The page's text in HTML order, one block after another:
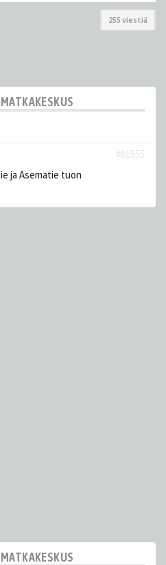
255 viestiä
#81555
ja Asematie tuon